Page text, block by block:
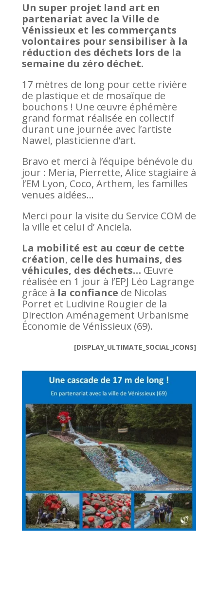
Un super projet land art en
partenariat avec la Ville de
Vénissieux et les commerçants
volontaires pour sensibiliser à la
réduction des déchets lors de la
semaine du zéro déchet.
17 mètres de long pour cette rivière
de plastique et de mosaïque de
bouchons ! Une œuvre éphémère
grand format réalisée en collectif
durant une journée avec l’artiste
Nawel, plasticienne d’art.
Bravo et merci à l’équipe bénévole du
jour : Meria, Pierrette, Alice stagiaire à
l’EM Lyon, Coco, Arthem, les familles
venues aidées…
Merci pour la visite du Service COM de
la ville et celui d’ Anciela.
La mobilité est au cœur de cette
création, celle des humains, des
véhicules, des déchets… Œuvre
réalisée en 1 jour à l’EPJ Léo Lagrange
grâce à la confiance de Nicolas
Porret et Ludivine Rougier de la
Direction Aménagement Urbanisme
Économie de Vénissieux (69).
[DISPLAY_ULTIMATE_SOCIAL_ICONS]